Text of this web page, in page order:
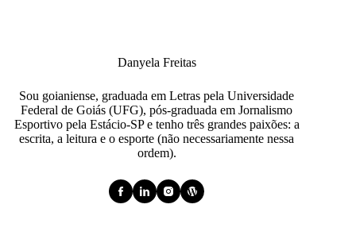
Danyela Freitas
Sou goianiense, graduada em Letras pela Universidade
Federal de Goiás (UFG), pós-graduada em Jornalismo
Esportivo pela Estácio-SP e tenho três grandes paixões: a
escrita, a leitura e o esporte (não necessariamente nessa
ordem).